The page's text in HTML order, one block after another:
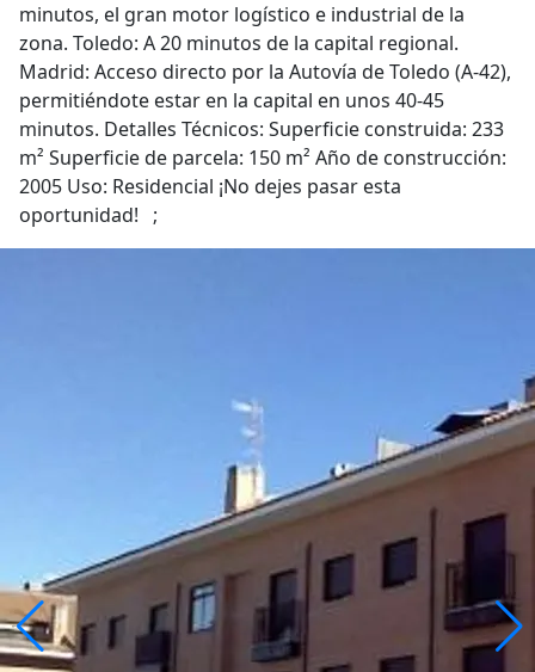
minutos, el gran motor logístico e industrial de la
zona. Toledo: A 20 minutos de la capital regional.
Madrid: Acceso directo por la Autovía de Toledo (A-42),
permitiéndote estar en la capital en unos 40-45
minutos. Detalles Técnicos: Superficie construida: 233
m² Superficie de parcela: 150 m² Año de construcción:
2005 Uso: Residencial ¡No dejes pasar esta
oportunidad! ;